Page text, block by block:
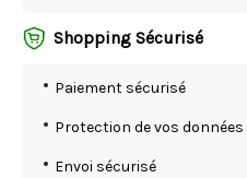
Shopping Sécurisé
Paiement sécurisé
Protection de vos données
Envoi sécurisé